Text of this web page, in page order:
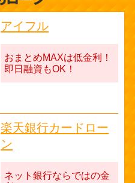
アイフル
おまとめMAXは低金利！
即日融資もOK！
楽天銀行カードロー
ン
ネット銀行ならではの金